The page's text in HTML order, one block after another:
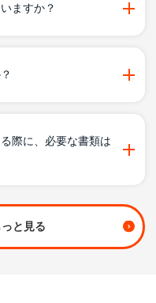
ますか？
際に、必要な書類は
と見る